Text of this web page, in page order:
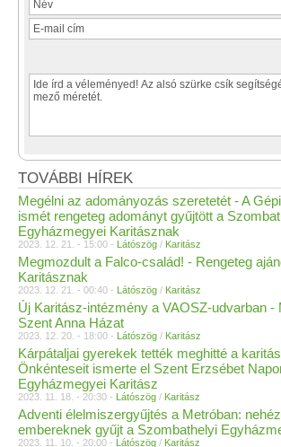
TOVÁBBI HÍREK
Megélni az adományozás szeretetét - A
ismét rengeteg adományt gyűjtött a
Egyházmegyei Karitásznak
2023. 12. 21. - 15:00 - Látószög / Karitász
Megmozdult a Falco-család! - Rengeteg
Karitásznak
2023. 12. 21. - 00:40 - Látószög / Karitász
Új Karitász-intézmény a VAOSZ-udvarban -
Szent Anna Házat
2023. 12. 20. - 18:00 - Látószög / Karitász
Kárpátaljai gyerekek tették meghitté a
Önkénteseit ismerte el Szent Erzsébet
Egyházmegyei Karitász
2023. 11. 18. - 20:30 - Látószög / Karitász
Adventi élelmiszergyűjtés a Metróban:
embereknek gyűjt a Szombathelyi
2023. 11. 10. - 20:00 - Látószög / Karitász